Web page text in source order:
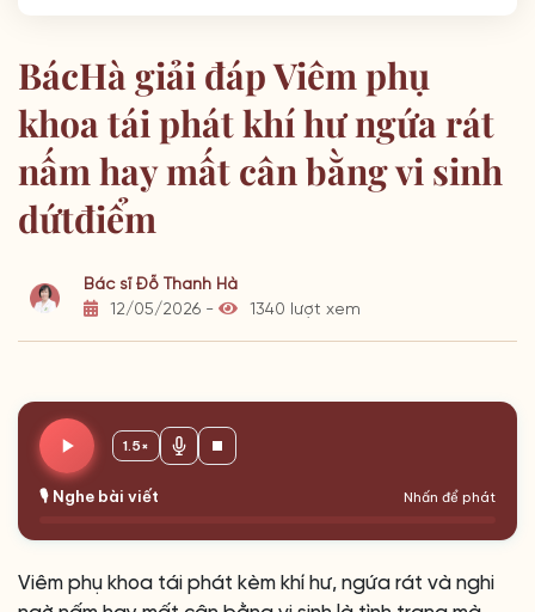
BácHà giải đáp Viêm phụ
khoa tái phát khí hư ngứa rát
nấm hay mất cân bằng vi sinh
dứtđiểm
Bác sĩ Đỗ Thanh Hà
12/05/2026 -
1340 lượt xem
🎙️ Nghe bài viết Nhấn để phát
1.5×
Viêm phụ khoa tái phát kèm khí hư, ngứa rát và nghi